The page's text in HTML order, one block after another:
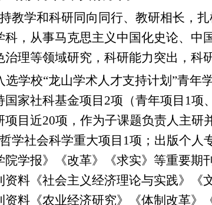
教学和科研同向同行、教研相长，
科，从事马克思主义中国化史论、中
治理等领域研究，科研能力突出，科
选学校“龙山学术人才支持计划”青
国家社科基金项目2项（青年项目1
项目近20项，作为子课题负责人主研
学社会科学重大项目1项；出版个人
院学报》《改革》《求实》等重要
资料《社会主义经济理论与实践》
资料《农业经济研究》《体制改革